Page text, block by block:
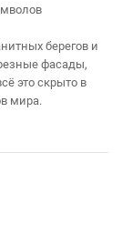
берегов и
фасады,
это скрыто в
мира.